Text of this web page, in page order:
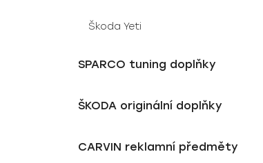
Škoda Yeti
SPARCO tuning doplňky
ŠKODA originální doplňky
CARVIN reklamní předměty